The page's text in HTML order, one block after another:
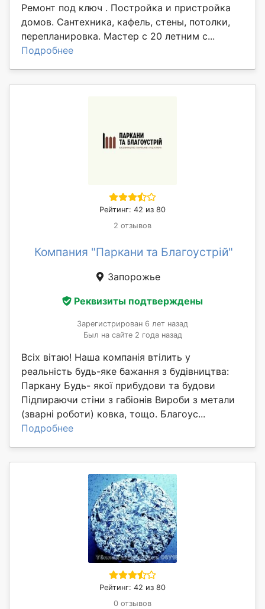
Ремонт под ключ . Постройка и пристройка
домов. Сантехника, кафель, стены, потолки,
перепланировка. Мастер с 20 летним с...
Подробнее
Рейтинг: 42 из 80
2 отзывов
Компания "Паркани та Благоустрій"
Запорожье
Реквизиты подтверждены
Зарегистрирован 6 лет назад
Был на сайте 2 года назад
Всіх вітаю! Наша компанія втілить у
реальність будь-яке бажання з будівництва:
Паркану Будь- якої прибудови та будови
Підпираючи стіни з габіонів Вироби з метали
(зварні роботи) ковка, тощо. Благоус...
Подробнее
Рейтинг: 42 из 80
0 отзывов